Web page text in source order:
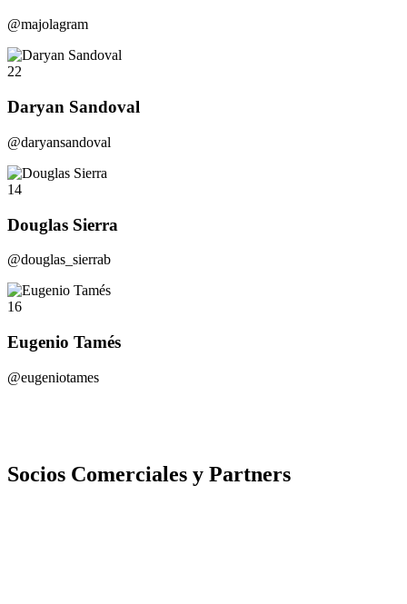
@majolagram
22
Daryan Sandoval
@daryansandoval
14
Douglas Sierra
@douglas_sierrab
16
Eugenio Tamés
@eugeniotames
Socios Comerciales y Partners